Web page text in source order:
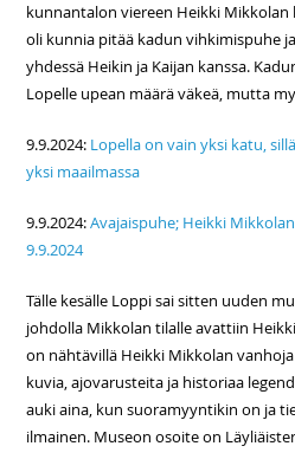
kunnantalon viereen Heikki
oli kunnia pitää kadun vihkimispuhe
yhdessä Heikin ja Kaijan kanssa.
Lopelle upean määrä väkeä, mutta
9.9.2024: Lopella on vain yksi katu,
yksi maailmassa
9.9.2024:Avajaispuhe; Heikki
9.9.2024
Tälle kesälle Loppi sai sitten uuden
johdolla Mikkolan tilalle avattiin
on nähtävillä Heikki Mikkolan
kuvia, ajovarusteita ja historiaa
auki aina, kun suoramyyntikin on ja
ilmainen. Museon osoite on